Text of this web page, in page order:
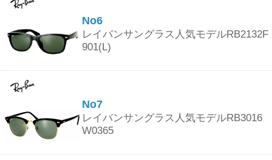
No6
レイバンサングラス人気モデルRB2132F
901(L)
No7
レイバンサングラス人気モデルRB3016
W0365